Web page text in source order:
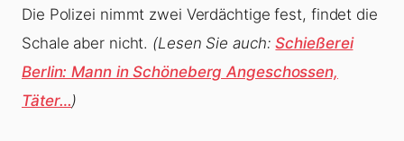
Die Polizei nimmt zwei Verdächtige fest, findet die
Schale aber nicht. (Lesen Sie auch:Schießerei
Berlin: Mann in Schöneberg Angeschossen,
Täter…)